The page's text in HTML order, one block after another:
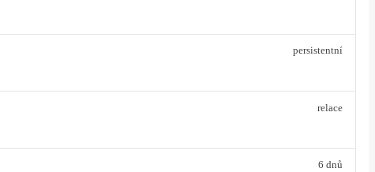
persistentní
relace
6 dnů